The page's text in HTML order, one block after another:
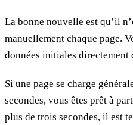
La bonne nouvelle est qu’il
manuellement chaque page.
données initiales directement
Si une page se charge
secondes, vous êtes prêt à
plus de trois secondes, il est